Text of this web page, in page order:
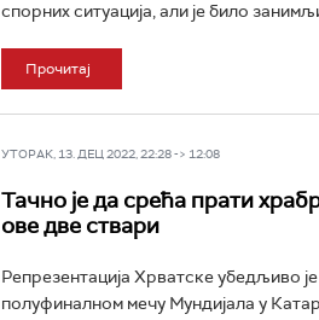
спорних ситуација, али је било
Прочитај
УТОРАК, 13. ДЕЦ 2022, 22:28 -> 12:08
Тачно је да срећа прати
ове две ствари
Репрезентација Хрватске убедљиво
полуфиналном мечу Мундијала у